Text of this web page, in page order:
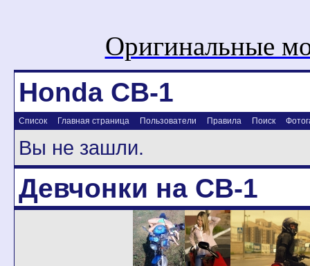
Оригинальные
Honda CB-1
Список Главная страница Пользователи Правила Поиск
Вы не зашли.
Девчонки на CB-1